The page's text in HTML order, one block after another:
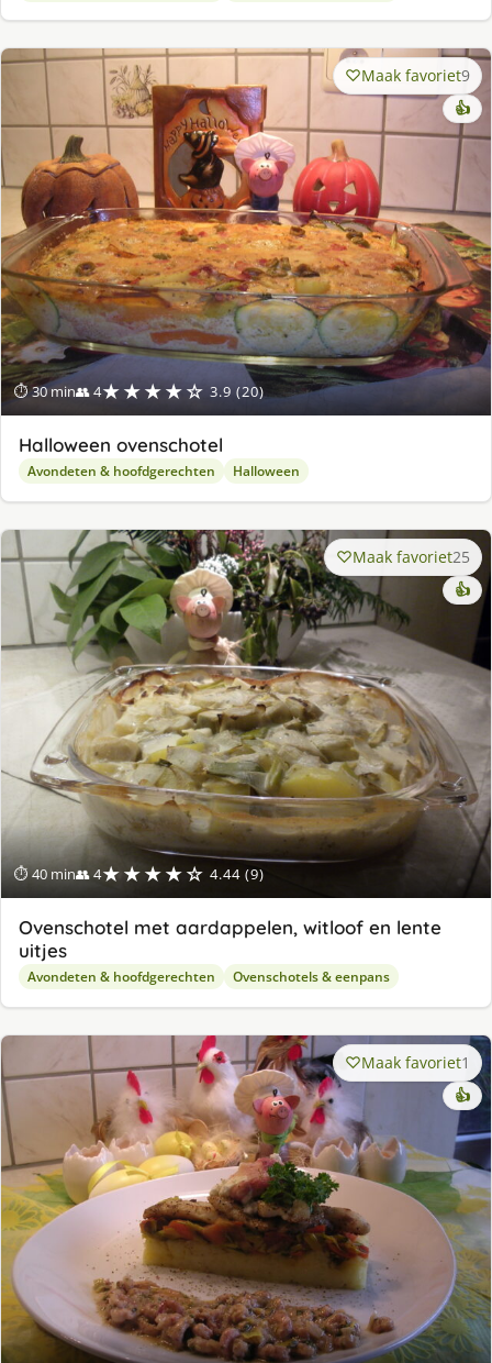
⏱ 30 min👥 4★★★★☆ 3.9 (20)
Maak favoriet9
👍
Halloween ovenschotel
Avondeten & hoofdgerechten Halloween
⏱ 40 min👥 4★★★★☆ 4.44 (9)
Maak favoriet25
👍
Ovenschotel met aardappelen, witloof en lente
uitjes
Avondeten & hoofdgerechten Ovenschotels & eenpans
Maak favoriet1
👍